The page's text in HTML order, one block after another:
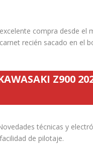
compra desde el
recién sacado en el
Z900
técnicas y
de pilotaje.